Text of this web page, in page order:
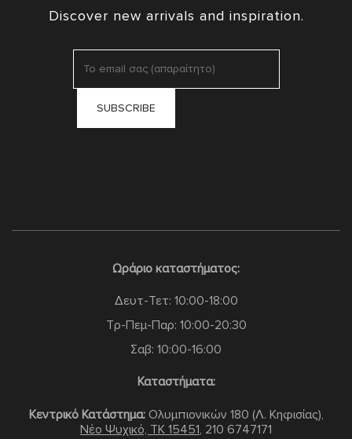
Discover new arrivals and inspiration.
Ωράριο καταστήματος:
Δευτ-Τετ: 10:00-18:00
Τρ-Πεμ-Παρ: 10:00-20:30
Σαβ: 10:00-16:00
Καταστήματα:
Κεντρικό Κατάστημα:Ολυμπιονικών 180 (Λ. Κηφισίας),
Νέο Ψυχικό, TK 15451, 210 6747171